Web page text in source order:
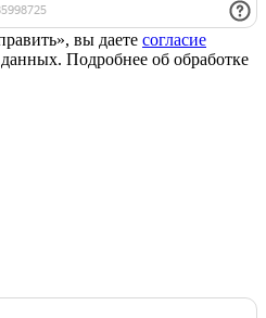
вы даете согласие
Подробнее об обработке